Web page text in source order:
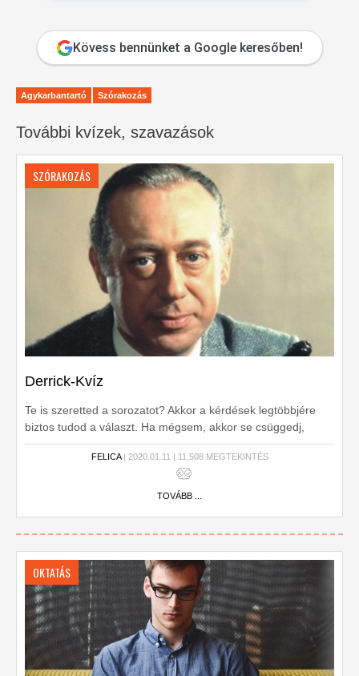
Kövess bennünket a Google keresőben!
Agykarbantartó Szórakozás
További kvízek, szavazások
SZÓRAKOZÁS
Derrick-Kvíz
Te is szeretted a sorozatot? Akkor a kérdések legtöbbjére
biztos tudod a választ. Ha mégsem, akkor se csüggedj,
sosem késő bepótolni ezt a feledhetetlen filmsorozatot. Ha
tetszett a játék, oszd meg velem az eredményed. ;-)
FELICA| 2020.01.11 | 11,508 MEGTEKINTÉS
TOVÁBB ...
OKTATÁS